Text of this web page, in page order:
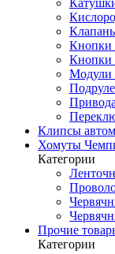
Кнопки
Кнопки
Модули
Клипсы
Хомуты
Категории
Прочие
Категории